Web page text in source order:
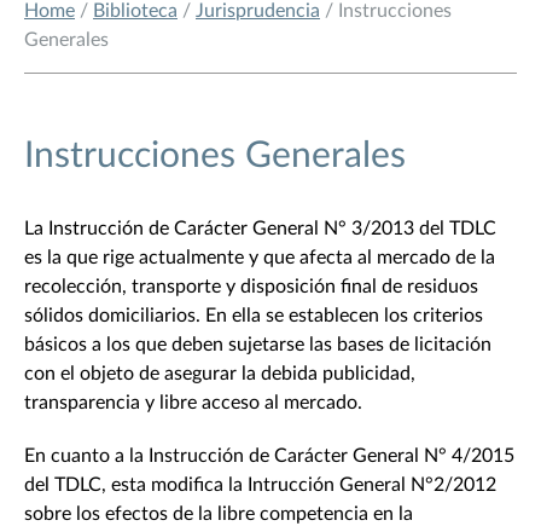
Home / Biblioteca / Jurisprudencia / Instrucciones
Generales
Instrucciones Generales
La Instrucción de Carácter General N° 3/2013 del TDLC
es la que rige actualmente y que afecta al mercado de la
recolección, transporte y disposición final de residuos
sólidos domiciliarios. En ella se establecen los criterios
básicos a los que deben sujetarse las bases de licitación
con el objeto de asegurar la debida publicidad,
transparencia y libre acceso al mercado.
En cuanto a la Instrucción de Carácter General N° 4/2015
del TDLC, esta modifica la Intrucción General N°2/2012
sobre los efectos de la libre competencia en la